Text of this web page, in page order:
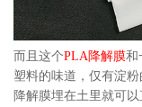
而且这个PLA降解膜和
塑料的味道，仅有淀
降解膜埋在土里就可